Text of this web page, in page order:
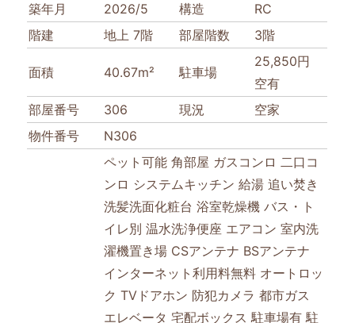
築年月 2026/5 構造
RC
階建
地上 7階 部屋階数 3階
面積 40.67m² 駐車場
25,850円
空有
部屋番号
306 現況
空家
物件番号
N306
ペット可能 角部屋 ガスコンロ 二口コ
ンロ システムキッチン 給湯 追い焚き
洗髪洗面化粧台 浴室乾燥機 バス・ト
イレ別 温水洗浄便座 エアコン 室内洗
濯機置き場 CSアンテナ BSアンテナ
インターネット利用料無料 オートロッ
ク TVドアホン 防犯カメラ 都市ガス
エレベータ 宅配ボックス 駐車場有 駐